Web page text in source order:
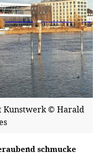
Kunstwerk © Harald
schmucke